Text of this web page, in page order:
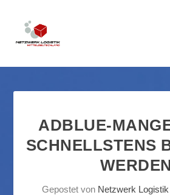
ADBLUE-
SCHNELLSTENS
WERDEN
Gepostet von Netzwerk Logistik